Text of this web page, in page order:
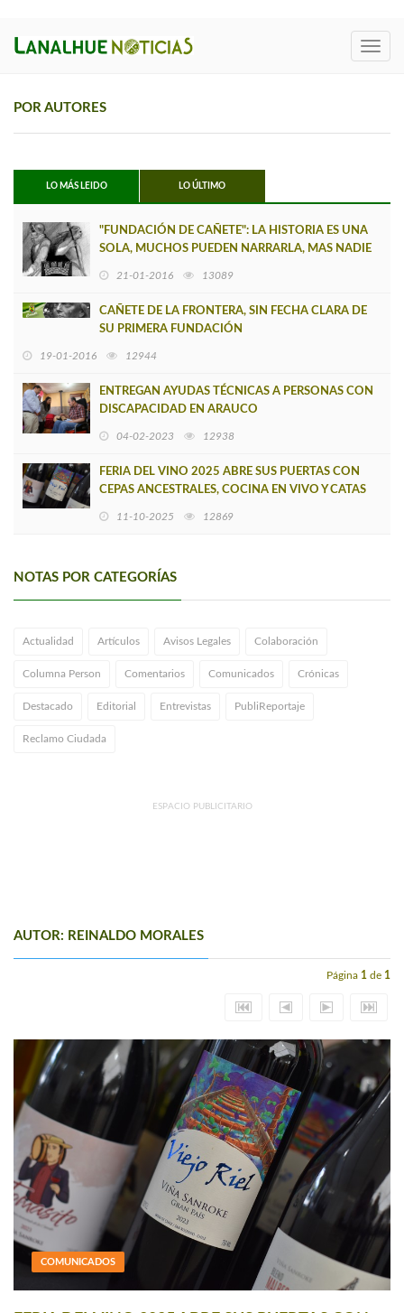
POR AUTORES
LO MÁS LEIDO LO ÚLTIMO
"FUNDACIÓN DE CAÑETE": LA HISTORIA ES UNA
SOLA, MUCHOS PUEDEN NARRARLA, MAS NADIE
21-01-2016 13089
CAÑETE DE LA FRONTERA, SIN FECHA CLARA DE
SU PRIMERA FUNDACIÓN
19-01-2016 12944
ENTREGAN AYUDAS TÉCNICAS A PERSONAS CON
DISCAPACIDAD EN ARAUCO
04-02-2023 12938
FERIA DEL VINO 2025 ABRE SUS PUERTAS CON
CEPAS ANCESTRALES, COCINA EN VIVO Y CATAS
11-10-2025 12869
NOTAS POR CATEGORÍAS
Actualidad Artículos Avisos Legales Colaboración
Columna Person Comentarios Comunicados Crónicas
Destacado Editorial Entrevistas PubliReportaje
Reclamo Ciudada
ESPACIO PUBLICITARIO
AUTOR: REINALDO MORALES
Página 1 de 1
COMUNICADOS